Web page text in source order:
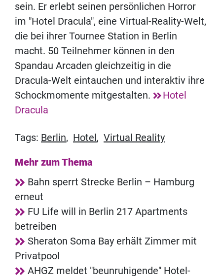
sein. Er erlebt seinen persönlichen Horror
im "Hotel Dracula", eine Virtual-Reality-Welt,
die bei ihrer Tournee Station in Berlin
macht. 50 Teilnehmer können in den
Spandau Arcaden gleichzeitig in die
Dracula-Welt eintauchen und interaktiv ihre
Schockmomente mitgestalten.
Hotel
Dracula
Tags: Berlin, Hotel , Virtual Reality
Mehr zum Thema
Bahn sperrt Strecke Berlin – Hamburg
erneut
FU Life will in Berlin 217 Apartments
betreiben
Sheraton Soma Bay erhält Zimmer mit
Privatpool
AHGZ meldet "beunruhigende" Hotel-